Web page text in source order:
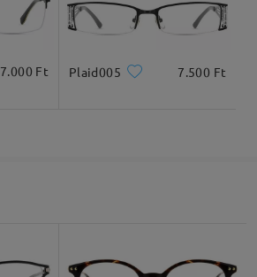
Termékméretek
7.000 Ft Plaid005 7.500 Ft